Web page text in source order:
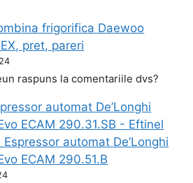
frigorifica Daewoo
pret, pareri
raspuns la comentariile dvs?
automat De’Longhi
ECAM 290.31.SB - Eftinel
Espressor automat De’Longhi
ECAM 290.51.B